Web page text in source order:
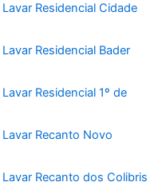
Residencial Cidade
Residencial Bader
Residencial 1º de
Recanto Novo
Recanto dos Colibris